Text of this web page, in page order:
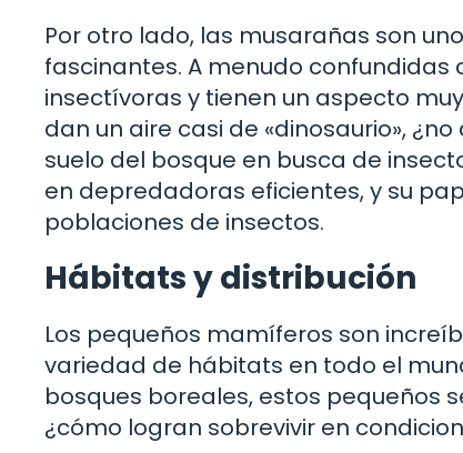
Por otro lado, las musarañas son
fascinantes. A menudo
insectívoras y tienen un aspecto
dan un aire casi de «dinosaurio»,
suelo del bosque en busca de
en depredadoras eficientes, y su
poblaciones de insectos.
Hábitats y distribución
Los pequeños mamíferos son
variedad de hábitats en todo el
bosques boreales, estos pequeños
¿cómo logran sobrevivir en